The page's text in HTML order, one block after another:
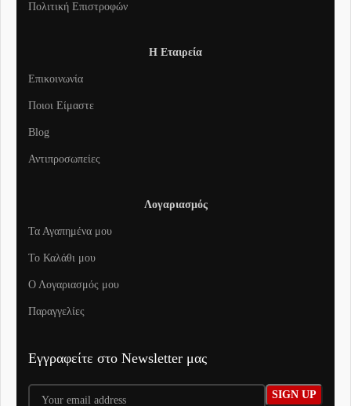
Πολιτική Επιστροφών
Η Εταιρεία
Επικοινωνία
Ποιοι Είμαστε
Blog
Αντιπροσωπείες
Λογαριασμός
Τα Αγαπημένα μου
To Καλάθι μου
Ο Λογαριασμός μου
Παραγγελίες
Εγγραφείτε στο Newsletter μας